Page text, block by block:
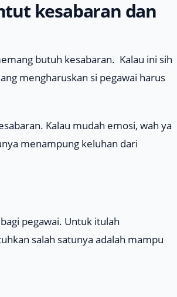
kesabaran dan
butuh kesabaran. Kalau ini sih
mengharuskan si pegawai harus
Kalau mudah emosi, wah ya
menampung keluhan dari
pegawai. Untuk itulah
salah satunya adalah mampu